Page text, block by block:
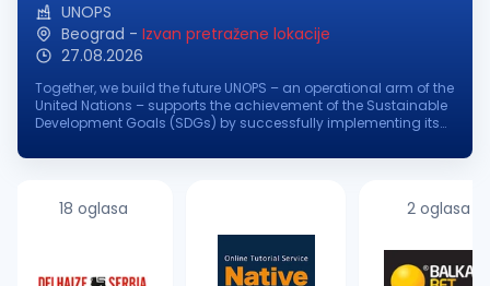
UNOPS
Beograd - Izvan pretražene lokacije
27.08.2026
Together, we build the future UNOPS – an operational arm of the
United Nations – supports the achievement of the Sustainable
Development Goals (SDGs) by successfully implementing its
projects aro...
18 oglasa 2 oglasa